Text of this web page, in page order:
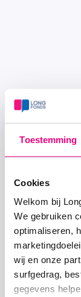
Toestemming
Cookies
Welkom bij
We gebruiken
optimaliseren,
wij en onze
surfgedrag,
gegevens